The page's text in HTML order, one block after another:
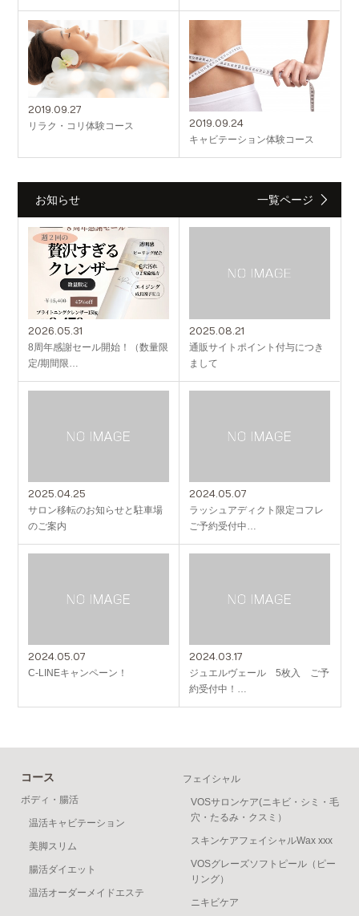
2019.09.27
リラク・コリ体験コース
2019.09.24
キャビテーション体験コース
お知らせ 一覧ページ
2026.05.31
8周年感謝セール開始！（数量限
定/期間限…
2025.08.21
通販サイトポイント付与につき
まして
2025.04.25
サロン移転のお知らせと駐車場
のご案内
2024.05.07
ラッシュアディクト限定コフレ
ご予約受付中…
2024.05.07
C-LINEキャンペーン！
2024.03.17
ジュエルヴェール 5枚入 ご予
約受付中！…
コース
ボディ・腸活
温活キャビテーション
美脚スリム
腸活ダイエット
温活オーダーメイドエステ
フェイシャル
VOSサロンケア(ニキビ・シミ・毛
穴・たるみ・クスミ）
スキンケアフェイシャルWax xxx
VOSグレーズソフトピール（ピー
リング）
ニキビケア